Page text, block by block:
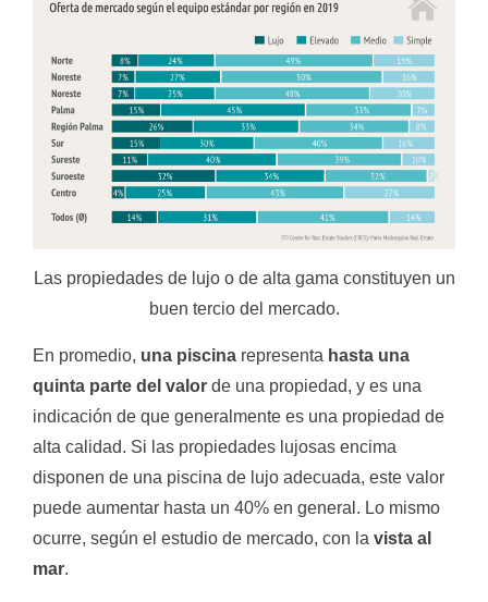
Las propiedades de lujo o de alta gama constituyen un
buen tercio del mercado.
En promedio, una piscina representa hasta una
quinta parte del valor de una propiedad, y es una
indicación de que generalmente es una propiedad de
alta calidad. Si las propiedades lujosas encima
disponen de una piscina de lujo adecuada, este valor
puede aumentar hasta un 40% en general. Lo mismo
ocurre, según el estudio de mercado, con la vista al
mar.